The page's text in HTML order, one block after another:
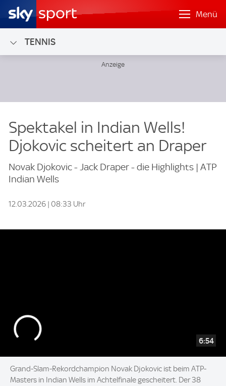
Menü
TENNIS
Spektakel in Indian Wells!
Djokovic scheitert an Draper
Novak Djokovic - Jack Draper - die Highlights | ATP
Indian Wells
12.03.2026 | 08:33 Uhr
6:54
Grand-Slam-Rekordchampion Novak Djokovic ist beim ATP-
Masters in Indian Wells im Achtelfinale gescheitert. Der 38